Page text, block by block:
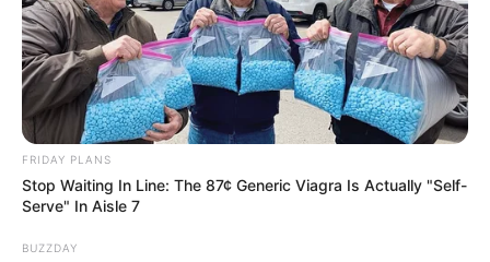
FRIDAY PLANS
Stop Waiting In Line: The 87¢ Generic Viagra Is Actually "Self-
Serve" In Aisle 7
BUZZDAY